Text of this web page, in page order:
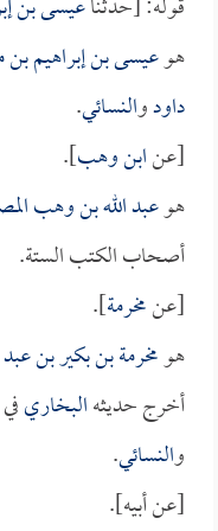
هوعيسى بن إبراهيم
داودوالنسائي.
[عنابن وهب].
هوعبد الله بن وهب
أصحاب الكتب الستة.
[عنمخرمة].
هومخرمة بن بكير بن
أخرج حديثهالبخاري
والنسائي.
[عن أبيه].